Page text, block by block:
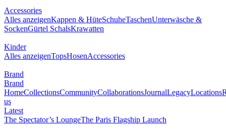
Accessories
Alles anzeigenKappen & HüteSchuheTaschenUnterwäsche &
SockenGürtel SchalsKrawatten
Kinder
Alles anzeigenTopsHosenAccessories
Brand
Brand
HomeCollectionsCommunityCollaborationsJournalLegacyLocations
us
Latest
The Spectator’s LoungeThe Paris Flagship Launch